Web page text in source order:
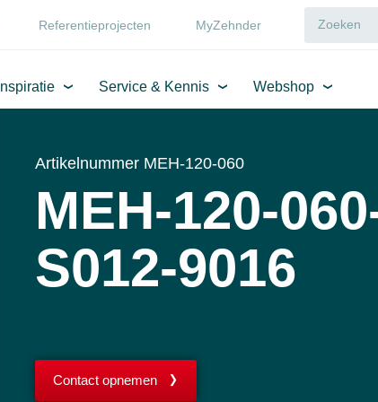
Referentieprojecten MyZehnder
Inspiratie Service & Kennis Webshop
Artikelnummer MEH-120-060
MEH-120-
S012-9016
Contact opnemen